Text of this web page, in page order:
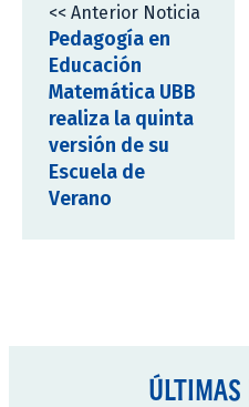
<< Anterior Noticia
Pedagogía en
Educación
Matemática UBB
realiza la quinta
versión de su
Escuela de
Verano
ÚLTIMAS